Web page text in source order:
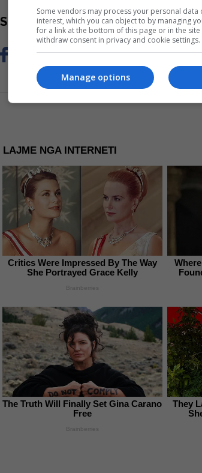
Share Now
LAJME NGA INTERNETI
Critics Were Impressed By The Way
She Portrayed Grace Kelly
Brainberries
The Truth Will Finally Set Gina Carano
Free
Brainberries
They
Some vendors may process your personal data
interest, which you can object to by managing
for a link at the bottom of this page or in the
withdraw consent in privacy and cookie settings.
Manage options